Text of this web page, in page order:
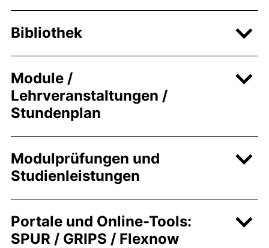
Bibliothek
Module /
Lehrveranstaltungen /
Stundenplan
Modulprüfungen und
Studienleistungen
Portale und Online-Tools:
SPUR / GRIPS / Flexnow